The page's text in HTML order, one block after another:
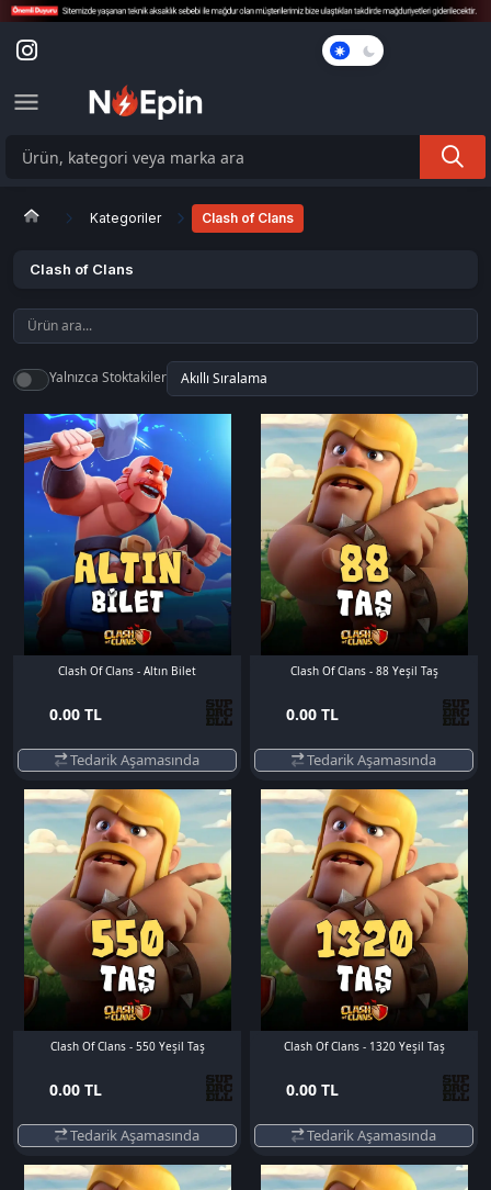
Kategoriler Clash of Clans
Clash of Clans
Yalnızca Stoktakiler
Clash Of Clans - Altın Bilet
0.00 TL
Tedarik Aşamasında
Clash Of Clans - 88 Yeşil Taş
0.00 TL
Tedarik Aşamasında
Clash Of Clans - 550 Yeşil Taş
0.00 TL
Tedarik Aşamasında
Clash Of Clans - 1320 Yeşil Taş
0.00 TL
Tedarik Aşamasında